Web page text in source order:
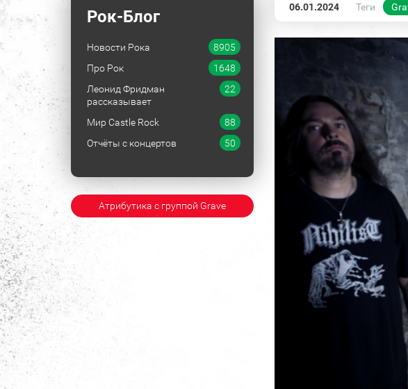
Рок-Блог
Новости Рока
8905
Про Рок
1648
Леонид Фридман
рассказывает
22
Мир Castle Rock
88
Отчёты с концертов
50
Атрибутика с группой Grave
06.01.2024 Теги